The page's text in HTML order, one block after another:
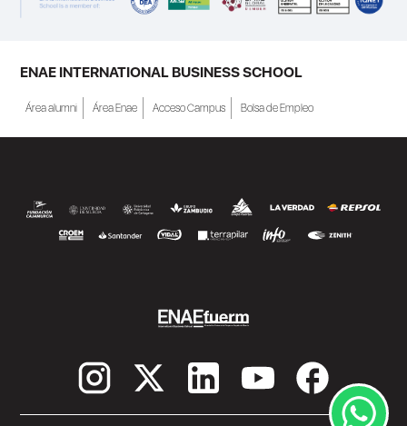
ENAE INTERNATIONAL BUSINESS SCHOOL
Área alumni Área Enae Acceso Campus Bolsa de Empleo